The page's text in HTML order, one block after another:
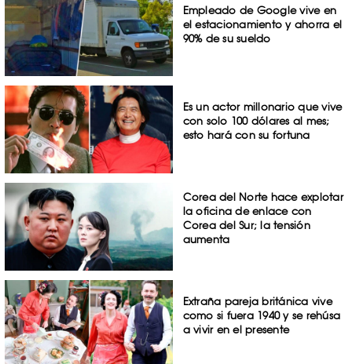
Empleado de Google vive en
el estacionamiento y ahorra el
90% de su sueldo
Es un actor millonario que vive
con solo 100 dólares al mes;
esto hará con su fortuna
Corea del Norte hace explotar
la oficina de enlace con
Corea del Sur; la tensión
aumenta
Extraña pareja británica vive
como si fuera 1940 y se rehúsa
a vivir en el presente